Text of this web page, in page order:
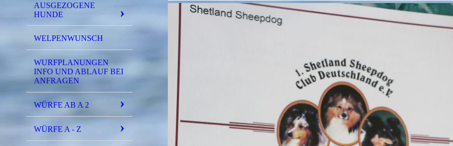
AUSGEZOGENE
HUNDE
WELPENWUNSCH
WURFPLANUNGEN
INFO UND ABLAUF BEI
ANFRAGEN
WÜRFE AB A 2
WÜRFE A - Z